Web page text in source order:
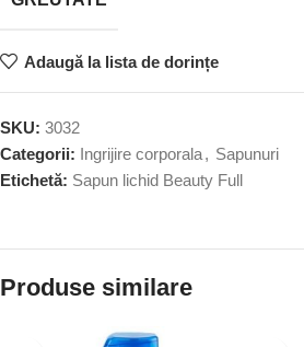
Adaugă la lista de dorințe
SKU: 3032
Categorii: Ingrijire corporala, Sapunuri
Etichetă: Sapun lichid Beauty Full
Produse similare